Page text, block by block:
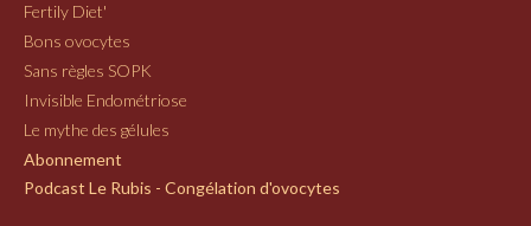
Fertily Diet'
Bons ovocytes
Sans règles SOPK
Invisible Endométriose
Le mythe des gélules
Abonnement
Podcast Le Rubis - Congélation d'ovocytes